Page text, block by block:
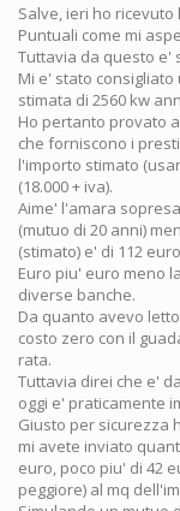
Salve, ieri ho
Puntuali come mi
Tuttavia da questo e'
Mi e' stato
stimata di 2560 kw
Ho pertanto provato
che forniscono i
l'importo stimato
(18.000 + iva).
Aime' l'amara
(mutuo di 20 anni)
(stimato) e' di 112
Euro piu' euro meno
diverse banche.
Da quanto avevo
costo zero con il
rata.
Tuttavia direi che e'
oggi e' praticamente
Giusto per sicurezza
mi avete inviato
euro, poco piu' di 42
peggiore) al mq